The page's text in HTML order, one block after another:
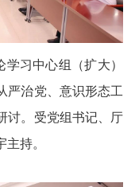
习中心组（扩大）
严治党、意识形态工
讨。受党组书记、厅
持。